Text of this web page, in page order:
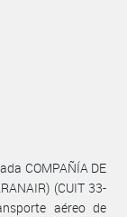
COMPAÑÍA DE
(CUIT 33-
aéreo de